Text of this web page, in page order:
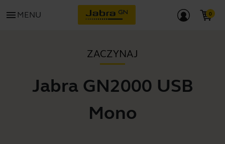
menu MENU
ZACZYNAJ
Jabra GN2000 USB
Mono